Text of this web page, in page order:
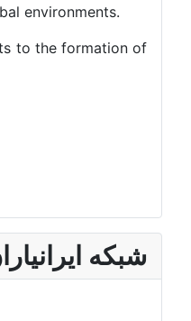
environments.
to the formation of
شبکه